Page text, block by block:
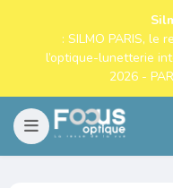
: SILMO PARIS, le
l’optique-lunetterie
2026 -